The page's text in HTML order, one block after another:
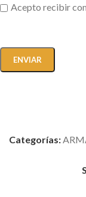
Acepto recibir
Categorías: